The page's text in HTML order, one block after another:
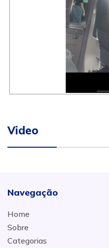
Video
Navegação
Home
Sobre
Categorias